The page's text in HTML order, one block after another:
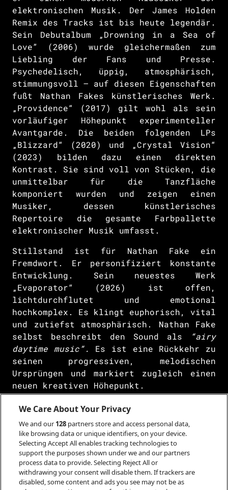
elektronischen Musik. Der James Holden
Remix des Tracks ist bis heute legendär.
Sein Debutalbum „Drowning in a Sea of
Love” (2006) wurde gleichermaßen zum
Liebling der Fans und Presse.
Psychedelisch, üppig, atmosphärisch,
stimmungsvoll – auf diesen Eigenschaften
fußt Nathan Fakes künstlerisches Werk.
„Providence“ (2017) gilt wohl als sein
vorläufiger Höhepunkt experimenteller
Avantgarde. Die beiden folgenden LPs
„Blizzard“ (2020) und „Crystal Vision“
(2023) bilden dazu einen direkten
Kontrast. Sie sind voll von Stücken, die
unmittelbar für die Tanzfläche
komponiert wurden und zeigen einen
Musiker, dessen künstlerisches
Repertoire die gesamte Farbpallette
elektronischer Musik umfasst.
Stillstand ist für Nathan Fake ein
Fremdwort. Er personifiziert konstante
Entwicklung. Sein neuestes Werk
„Evaporator“ (2026) ist offen,
lichtdurchflutet und emotional
hochkomplex. Es klingt euphorisch, vital
und zutiefst atmosphärisch. Nathan Fake
selbst beschreibt den Sound als
“airy
daytime music“.
Es ist eine Rückkehr zu
seinen progressiven, melodischen
Ursprüngen und markiert zugleich einen
neuen kreativen Höhepunkt.
Nathan Fake folgt keinen Trends, seine
werdende Glaubwürdigkeit, die sich durch
Konstanz und weitreichende Inspiration
auszeichnet. Seine Werke beeinflussen
Künstler aller Spielarten der
elektronischen Musik von Ambient über
We Care About Your Privacy
We and our 128 partners store and access personal data,
like browsing data or unique identifiers, on your device.
Selecting Accept All enables tracking technologies to
support the purposes shown under we and our partners
process data to provide. Selecting Reject All or
withdrawing your consent will disable them. If trackers are
disabled, some content and ads you see may not be as